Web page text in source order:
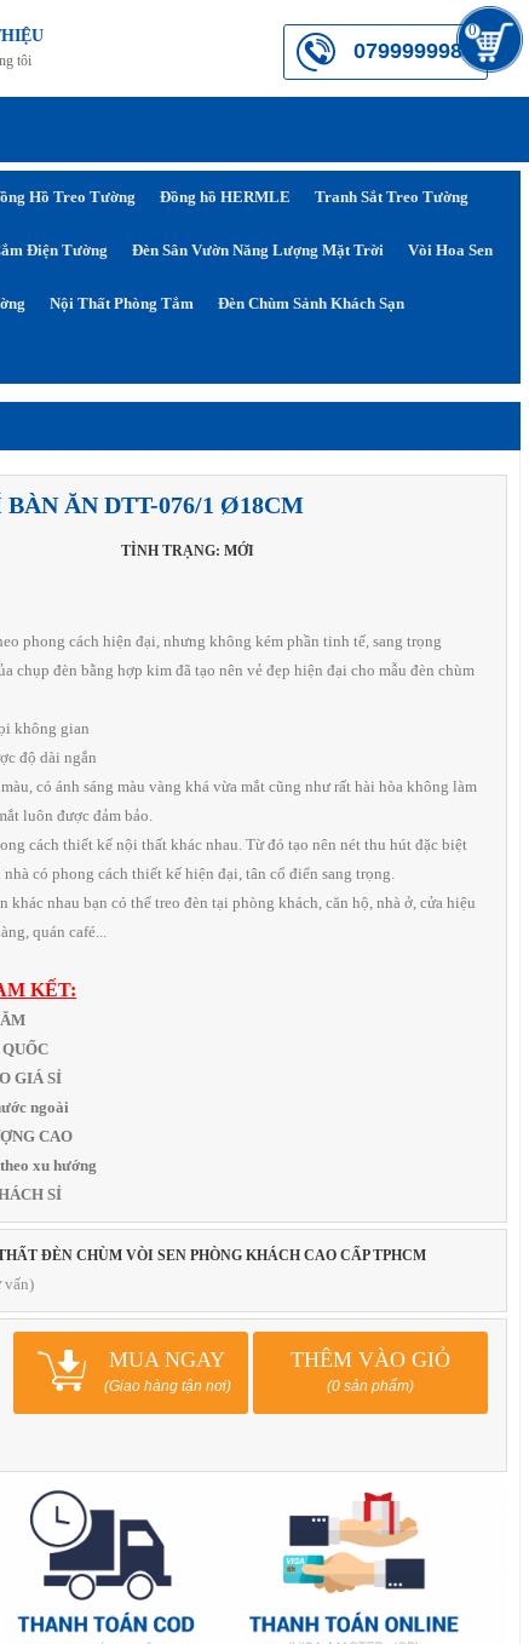
0
tôi 0799999984
Hồ Treo Tường Đồng hồ HERMLE Tranh Sắt Treo Tường
Điện Tường Đèn Sân Vườn Năng Lượng Mặt Trời Vòi Hoa Sen
Nội Thất Phòng Tắm Đèn Chùm Sảnh Khách Sạn
ĂN DTT-076/1 Ø18CM
TÌNH TRẠNG: MỚI
phong cách hiện đại, nhưng không kém phần tinh tế, sang trọng
chụp đèn bằng hợp kim đã tạo nên vẻ đẹp hiện đại cho mẫu đèn chùm
không gian
độ dài ngắn
có ánh sáng màu vàng khá vừa mắt cũng như rất hài hòa không làm
luôn được đảm bảo.
cách thiết kế nội thất khác nhau. Từ đó tạo nên nét thu hút đặc biệt
có phong cách thiết kế hiện đại, tân cổ điển sang trọng.
nhau bạn có thể treo đèn tại phòng khách, căn hộ, nhà ở, cửa hiệu
quán café...
KẾT:
GIÁ SỈ
ngoài
CAO
xu hướng
SỈ
ĐÈN CHÙM VÒI SEN PHÒNG KHÁCH CAO CẤP TPHCM
vấn)
MUA NGAY
(Giao hàng tận nơi)
THÊM VÀO GIỎ
(0 sản phẩm)